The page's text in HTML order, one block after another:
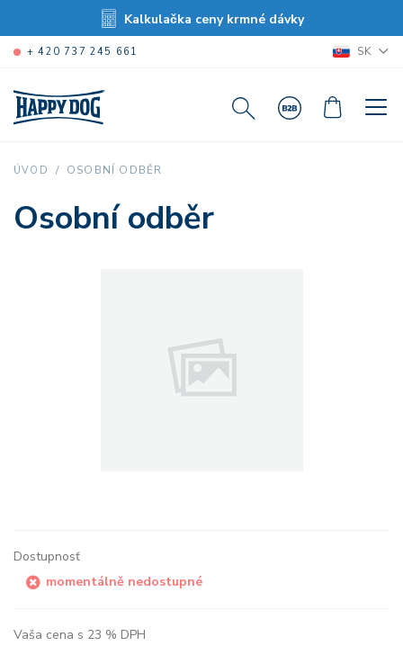
Kalkulačka ceny krmné dávky
+ 420 737 245 661 SK
ÚVOD OSOBNÍ ODBĚR
Osobní odběr
Dostupnosť
momentálně nedostupné
Vaša cena s 23 % DPH